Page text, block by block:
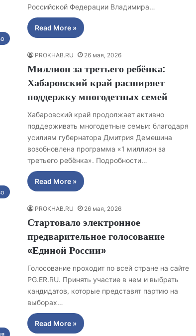
Российской Федерации Владимира…
Read More »
PROKHAB.RU 26 мая, 2026
Миллион за третьего ребёнка:
Хабаровский край расширяет
поддержку многодетных семей
Хабаровский край продолжает активно
поддерживать многодетные семьи: благодаря
усилиям губернатора Дмитрия Демешина
возобновлена программа «1 миллион за
третьего ребёнка». Подробности…
Read More »
PROKHAB.RU 26 мая, 2026
Стартовало электронное
предварительное голосование
«Единой России»
Голосование проходит по всей стране на сайте
PG.ER.RU. Принять участие в нем и выбрать
кандидатов, которые представят партию на
выборах…
Read More »